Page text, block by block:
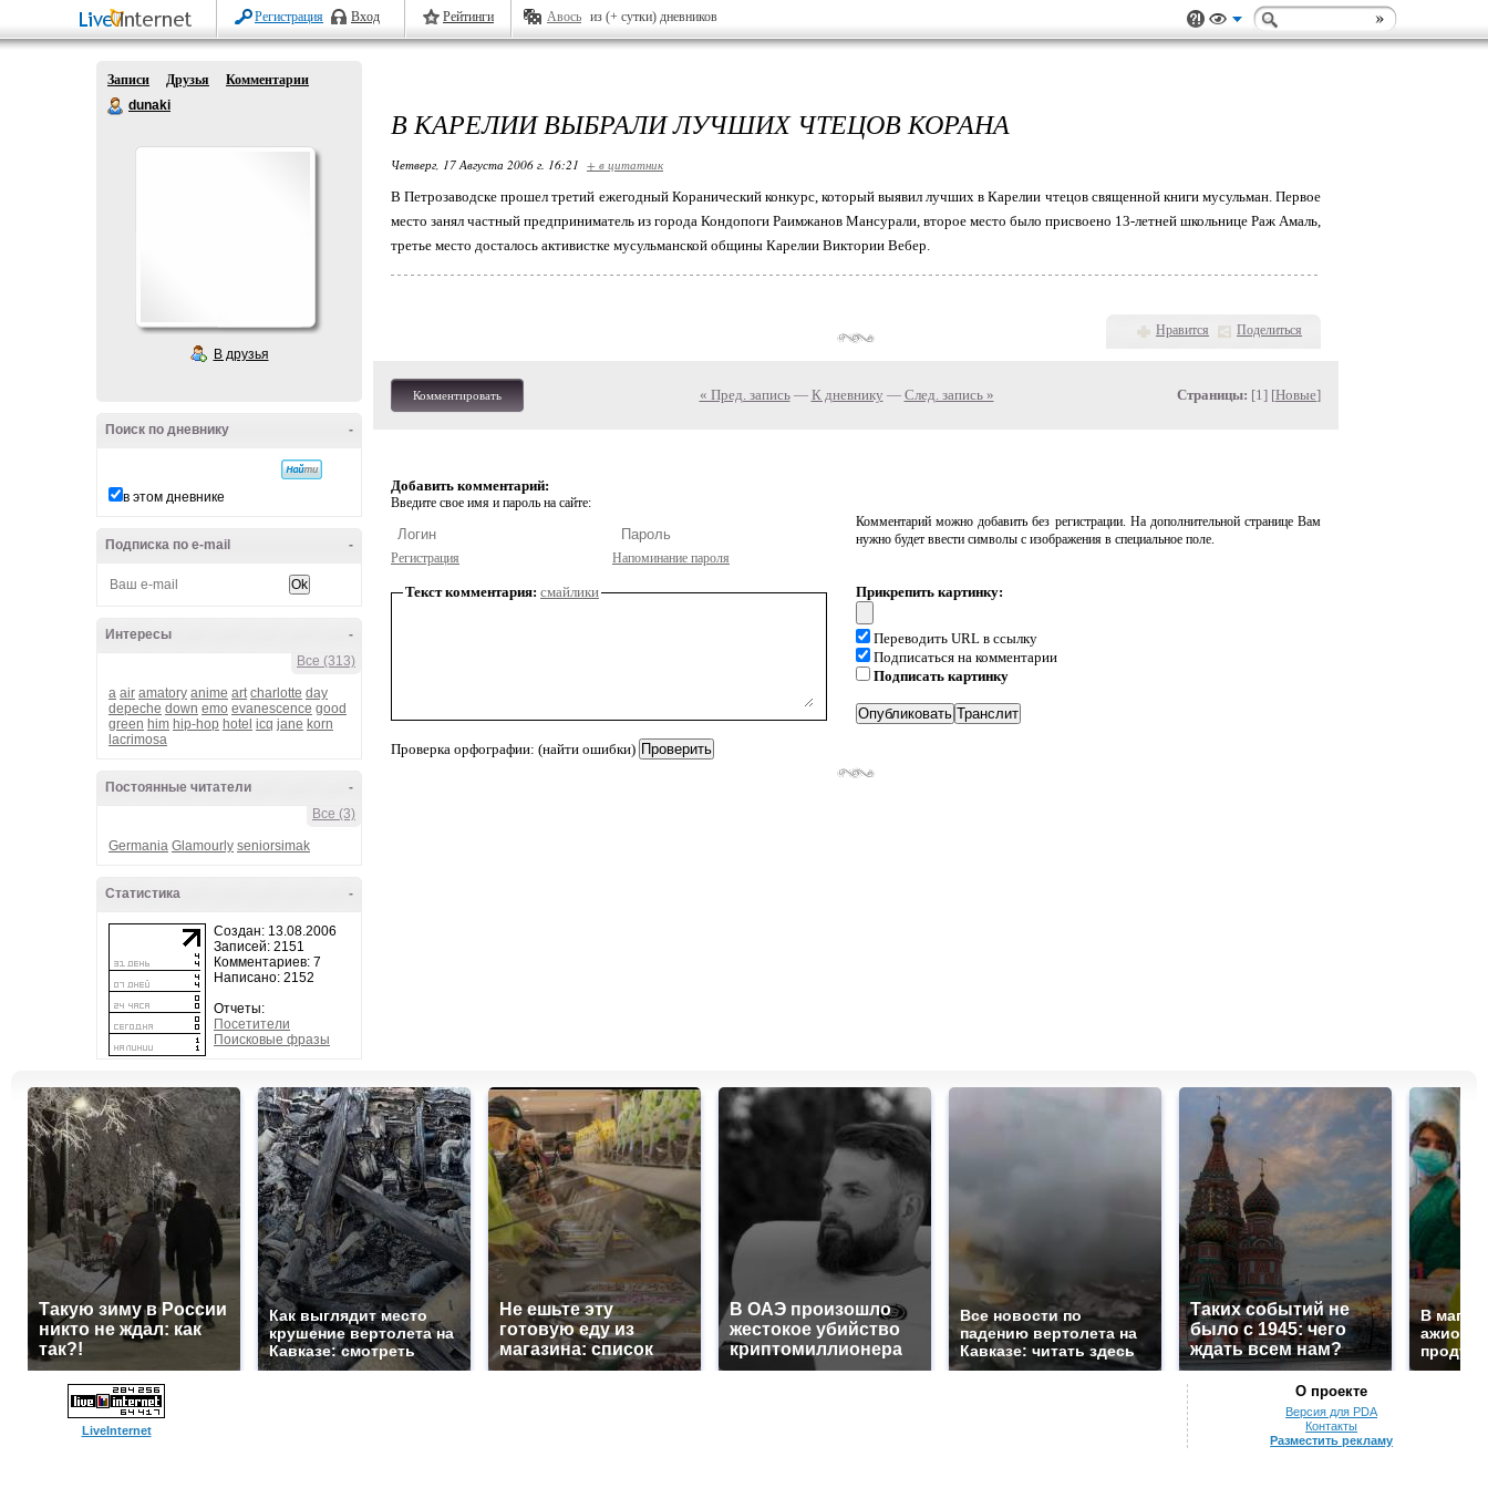
Регистрация Вход Рейтинги Авось из (+ сутки) дневников
Записи Друзья
Комментарии
dunaki
В друзья
-
Поиск по дневнику
в этом дневнике
-
Подписка по e-mail
-
Интересы
Все (313)
a air amatory anime art charlotte day
depeche down emo evanescence good
green him hip-hop hotel icq jane korn
lacrimosa
-
Постоянные читатели
Все (3)
Germania Glamourly seniorsimak
-
Статистика
Создан: 13.08.2006
Записей: 2151
Комментариев: 7
Написано: 2152
Отчеты:
Посетители
Поисковые фразы
В КАРЕЛИИ ВЫБРАЛИ ЛУЧШИХ ЧТЕЦОВ КОРАНА
Четверг, 17 Августа 2006 г. 16:21 + в цитатник
В Петрозаводске прошел третий ежегодный Коранический конкурс, который выявил лучших в Карелии чтецов священной книги мусульман. Первое
место занял частный предприниматель из города Кондопоги Раимжанов Мансурали, второе место было присвоено 13-летней школьнице Раж Амаль,
третье место досталось активистке мусульманской общины Карелии Виктории Вебер.
Нравится Поделиться
Комментировать « Пред. запись— К дневнику — След. запись » Страницы: [1] [Новые]
Добавить комментарий:
Введите свое имя и пароль на сайте:
Регистрация Напоминание пароля
Комментарий можно добавить без регистрации. На дополнительной странице Вам
нужно будет ввести символы с изображения в специальное поле.
Текст комментария: смайлики
Проверка орфографии: (найти ошибки)
Прикрепить картинку:
Переводить URL в ссылку
Подписаться на комментарии
Подписать картинку
Такую зиму в России
никто не ждал: как
так?!
Как выглядит место
крушение вертолета на
Кавказе: смотреть
Не ешьте эту
готовую еду из
магазина: список
В ОАЭ произошло
жестокое убийство
криптомиллионера
Все новости по
падению вертолета на
Кавказе: читать здесь
Таких событий не
было с 1945: чего
ждать всем нам?
В
ажиотаж
LiveInternet
О проекте
Версия для PDA
Контакты
Разместить рекламу